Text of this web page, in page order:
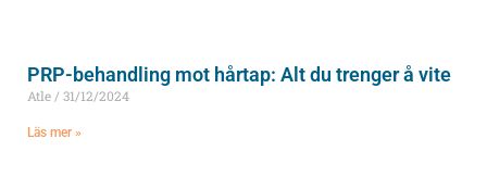
PRP-behandling mot hårtap: Alt du trenger å vite
Atle 31/12/2024
Läs mer »